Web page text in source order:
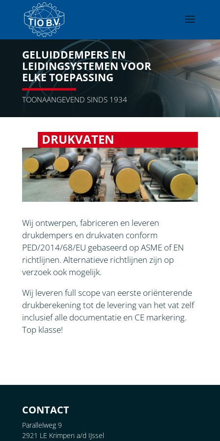
GELUIDDEMPERS EN
LEIDINGSYSTEMEN VOOR
ELKE TOEPASSING
TOONAANGEVEND SINDS 1934
DRUKVATEN
Wij ontwerpen, fabriceren en leveren
drukdempers en drukvaten conform
PED/2014/68/EU gebaseerd op ASME of EN
richtlijnen. Alternatieve richtlijnen zijn op
verzoek ook mogelijk.
Wij leveren full scope van eerste oriënterende
drukberekening tot de levering van het vat zelf
inclusief alle documentatie en CE markering.
Top klasse!
CONTACT
Parallelweg 9
2921 LE Krimpen a/d IJssel